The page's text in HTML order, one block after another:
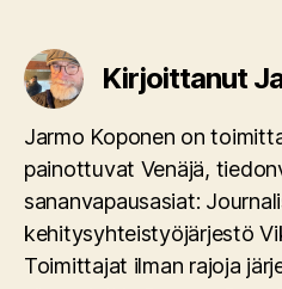
Kirjoittanut
Jarmo Koponen on
painottuvat Venäjä,
sananvapausasiat:
kehitysyhteistyöjärjestö
Toimittajat ilman rajoja